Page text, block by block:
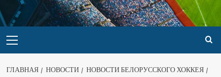
ГЛАВНАЯ НОВОСТИ
НОВОСТИ БЕЛОРУССКОГО ХОККЕЯ